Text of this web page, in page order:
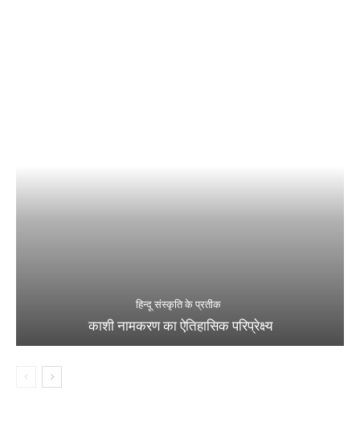
हिन्दू संस्कृति के प्रतीक
काशी नामकरण का ऐतिहासिक परिप्रेक्ष्य